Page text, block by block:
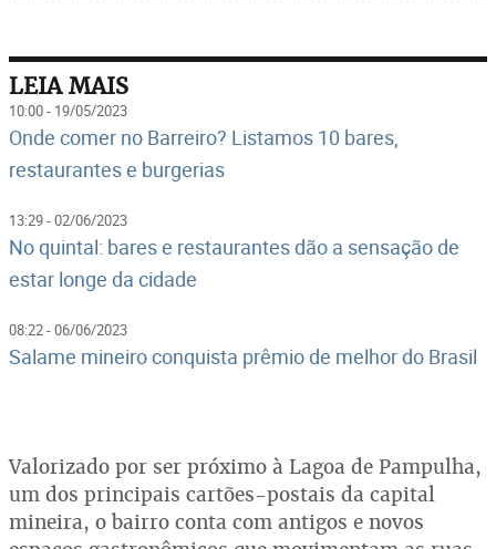
LEIA MAIS
10:00 - 19/05/2023
Onde comer no Barreiro? Listamos 10 bares,
restaurantes e burgerias
13:29 - 02/06/2023
No quintal: bares e restaurantes dão a sensação de
estar longe da cidade
08:22 - 06/06/2023
Salame mineiro conquista prêmio de melhor do Brasil
Valorizado por ser próximo à Lagoa de Pampulha,
um dos principais cartões-postais da capital
mineira, o bairro conta com antigos e novos